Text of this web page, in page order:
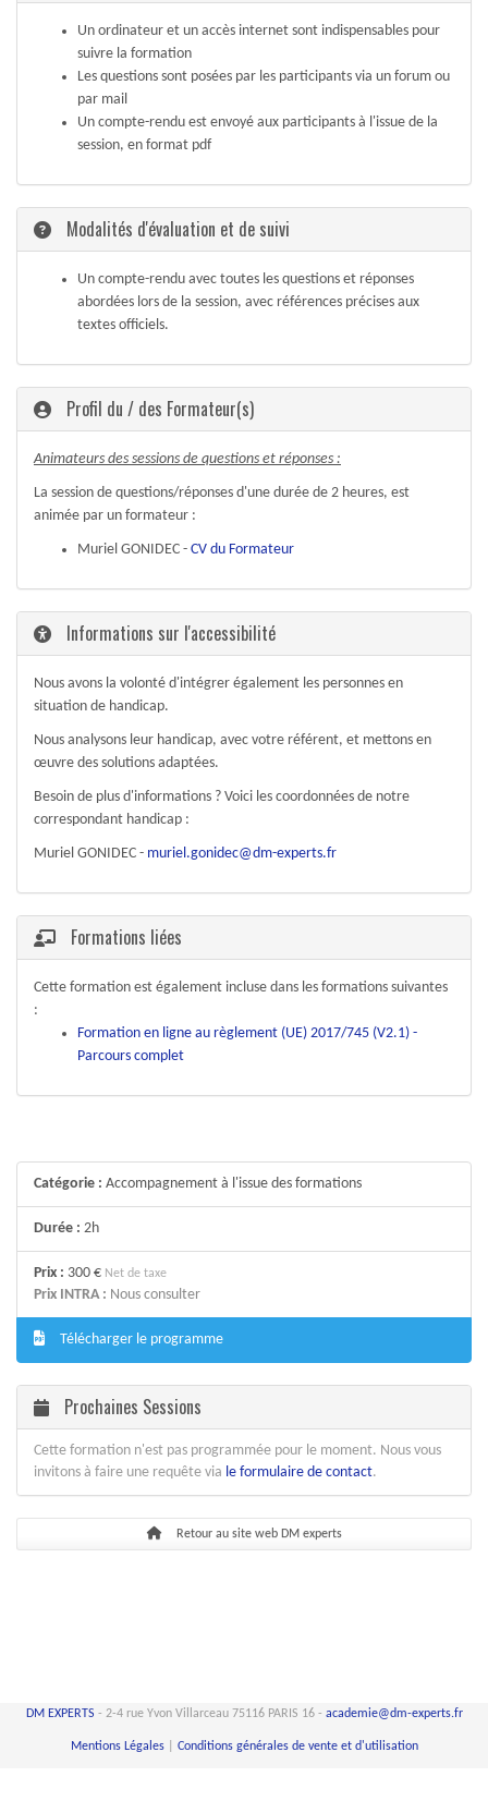
Un ordinateur et un accès internet sont indispensables pour
suivre la formation
Les questions sont posées par les participants via un forum ou
par mail
Un compte-rendu est envoyé aux participants à l'issue de la
session, en format pdf
Modalités d'évaluation et de suivi
Un compte-rendu avec toutes les questions et réponses
abordées lors de la session, avec références précises aux
textes officiels.
Profil du / des Formateur(s)
Animateurs des sessions de questions et réponses :
La session de questions/réponses d'une durée de 2 heures, est
animée par un formateur :
Muriel GONIDEC - CV du Formateur
Informations sur l'accessibilité
Nous avons la volonté d'intégrer également les personnes en
situation de handicap.
Nous analysons leur handicap, avec votre référent, et mettons en
œuvre des solutions adaptées.
Besoin de plus d'informations ? Voici les coordonnées de notre
correspondant handicap :
Muriel GONIDEC - muriel.gonidec@dm-experts.fr
Formations liées
Cette formation est également incluse dans les formations suivantes
:
Formation en ligne au règlement (UE) 2017/745 (V2.1) -
Parcours complet
Catégorie : Accompagnement à l'issue des formations
Durée : 2h
Prix : 300 € Net de taxe
Prix INTRA : Nous consulter
Télécharger le programme
Prochaines Sessions
Cette formation n'est pas programmée pour le moment. Nous vous
invitons à faire une requête via le formulaire de contact.
Retour au site web DM experts
DM EXPERTS - 2-4 rue Yvon Villarceau 75116 PARIS 16 - academie@dm-experts.fr
Mentions Légales| Conditions générales de vente et d'utilisation